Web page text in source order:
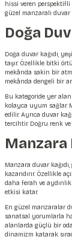
hissi veren perspektifli
güzel manzaralı duvar
Doğa
Doğa duvar kağıdı,
taşır. Özellikle bitki
mekânda sakin bir
mekânda dengeli bir
Bu kategoride yer alan
kolayca uyum sağlar.
edilir. Ayrıca duvar
tercihtir. Doğru renk
Manzara
Manzara duvar
kazandırır. Özellikle
daha ferah ve
etkisi katar.
En güzel manzaralar
sanatsal yorumlarla
alanlarda güçlü bir
dinamizm katarak